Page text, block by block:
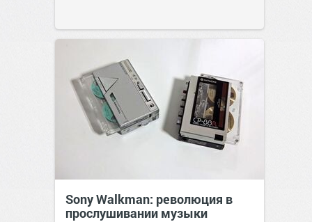
Sony Walkman: революция в
прослушивании музыки